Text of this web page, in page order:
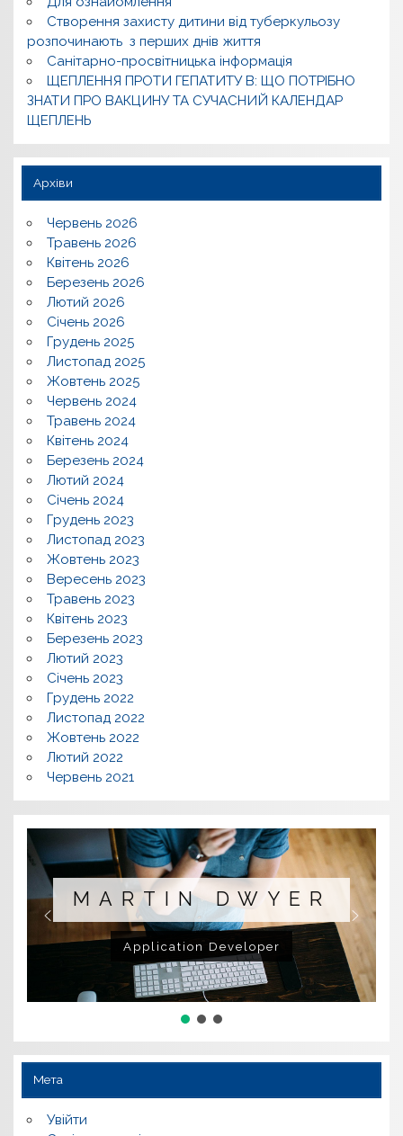
Створення захисту дитини від туберкульозу
розпочинають з перших днів життя
Санітарно-просвітницька інформація
ЩЕПЛЕННЯ ПРОТИ ГЕПАТИТУ В: ЩО ПОТРІБНО
ЗНАТИ ПРО ВАКЦИНУ ТА СУЧАСНИЙ КАЛЕНДАР
ЩЕПЛЕНЬ
Архіви
Червень 2026
Травень 2026
Квітень 2026
Березень 2026
Лютий 2026
Січень 2026
Грудень 2025
Листопад 2025
Жовтень 2025
Червень 2024
Травень 2024
Квітень 2024
Березень 2024
Лютий 2024
Січень 2024
Грудень 2023
Листопад 2023
Жовтень 2023
Вересень 2023
Травень 2023
Квітень 2023
Березень 2023
Лютий 2023
Січень 2023
Грудень 2022
Листопад 2022
Жовтень 2022
Лютий 2022
Червень 2021
MARTIN DWYER
Application Developer
Мета
Увійти